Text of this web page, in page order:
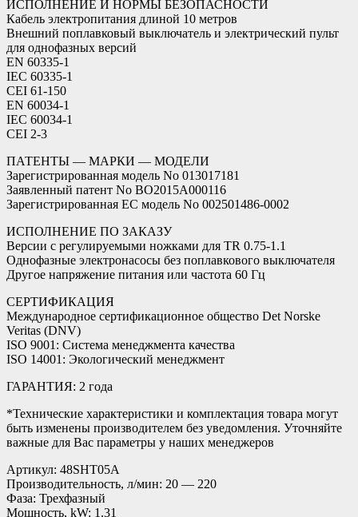
ИСПОЛНЕНИЕ И НОРМЫ БЕЗОПАСНОСТИ
Кабель электропитания длиной 10 метров
Внешний поплавковый выключатель и электрический пульт
для однофазных версий
EN 60335-1
IEC 60335-1
CEI 61-150
EN 60034-1
IEC 60034-1
CEI 2-3
ПАТЕНТЫ — МАРКИ — МОДЕЛИ
Зарегистрированная модель No 013017181
Заявленный патент No BO2015A000116
Зарегистрированная ЕС модель No 002501486-0002
ИСПОЛНЕНИЕ ПО ЗАКАЗУ
Версии с регулируемыми ножками для TR 0.75-1.1
Однофазные электронасосы без поплавкового выключателя
Другое напряжение питания или частота 60 Гц
СЕРТИФИКАЦИЯ
Международное сертификационное общество Det Norske
Veritas (DNV)
ISO 9001: Система менеджмента качества
ISO 14001: Экологический менеджмент
ГАРАНТИЯ: 2 года
*Технические характеристики и комплектация товара могут
быть изменены производителем без уведомления. Уточняйте
важные для Вас параметры у наших менеджеров
Артикул: 48SHT05A
Производительность, л/мин: 20 — 220
Фаза: Трехфазный
Мощность, kW: 1.31